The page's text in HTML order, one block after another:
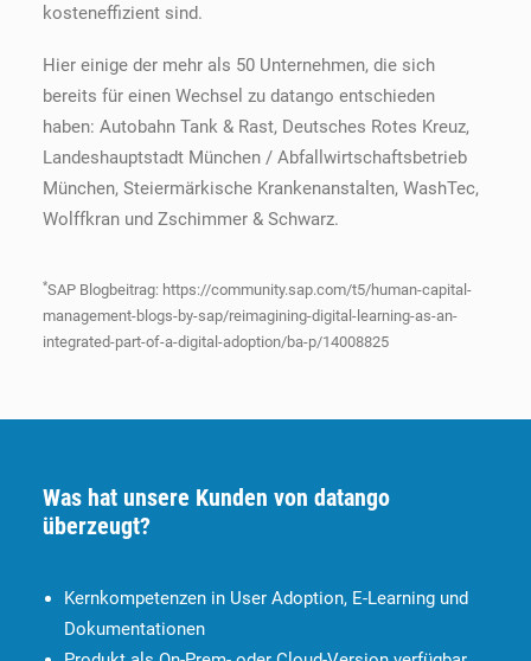
kosteneffizient sind.
Hier einige der mehr als 50 Unternehmen, die sich
bereits für einen Wechsel zu datango entschieden
haben: Autobahn Tank & Rast, Deutsches Rotes Kreuz,
Landeshauptstadt München / Abfallwirtschaftsbetrieb
München, Steiermärkische Krankenanstalten, WashTec,
Wolffkran und Zschimmer & Schwarz.
*SAP Blogbeitrag: https://community.sap.com/t5/human-capital-
management-blogs-by-sap/reimagining-digital-learning-as-an-
integrated-part-of-a-digital-adoption/ba-p/14008825
Was hat unsere Kunden von datango
überzeugt?
Kernkompetenzen in User Adoption, E-Learning und
Dokumentationen